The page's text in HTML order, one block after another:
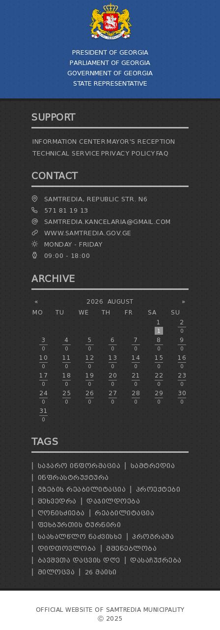
PRESIDENT OF GEORGIA
PARLIAMENT OF GEORGIA
GOVERNMENT OF GEORGIA
STATE REPRESENTATIVE
SUPPORT
INFORMATION CENTERMAYOR'S RECEPTION
TECHNICAL SERVICE PRIVACY POLICYFAQ
CONTACT
SAMTREDIA, REPUBLIC STR. N6
571 81 19 13
SAMTREDIA.KANCELARIA@GMAIL.COM
WWW.SAMTREDIA.GOV.GE
MONDAY - FRIDAY
09:00 - 18:00
ARCHIVE
« »
2026
AUGUST
MO
TU WE TH FR SA
SU
1
1
2
0
3
0
4
0
5
0
6
0
7
0
8
0
9
0
10
0
11
0
12
0
13
0
14
0
15
0
16
0
17
0
18
0
19
0
20
0
21
0
22
0
23
0
24
0
25
0
26
0
27
0
28
0
29
0
30
0
31
0
TAGS
ᲡᲐᲯᲐᲠᲝ ᲘᲜᲤᲝᲠᲛᲐᲪᲘᲐ
ᲡᲐᲛᲢᲠᲔᲓᲘᲐ
ᲘᲜᲤᲠᲐᲡᲢᲠᲣᲥᲢᲣᲠᲐ
ᲒᲖᲔᲑᲘᲡ ᲠᲔᲐᲑᲘᲚᲘᲢᲐᲪᲘᲐ
ᲞᲠᲝᲔᲥᲢᲔᲑᲘ
ᲨᲔᲮᲕᲔᲓᲠᲐ
ᲓᲐᲯᲘᲚᲓᲝᲔᲑᲐ
ᲦᲝᲜᲘᲡᲫᲘᲔᲑᲐ
ᲠᲔᲐᲑᲘᲚᲘᲢᲐᲪᲘᲐ
ᲤᲔᲮᲑᲣᲠᲗᲘᲡ ᲢᲣᲠᲜᲘᲠᲘ
ᲡᲐᲐᲮᲐᲚᲬᲚᲝ ᲜᲐᲫᲕᲘᲡᲮᲔ
ᲞᲠᲝᲒᲠᲐᲛᲐ
ᲓᲘᲓᲗᲝᲕᲚᲝᲑᲐ
ᲛᲨᲔᲜᲔᲑᲚᲝᲑᲐ
ᲑᲐᲕᲨᲕᲗᲐ ᲓᲐᲪᲕᲘᲡ ᲓᲦᲔ
ᲓᲐᲡᲐᲩᲣᲥᲠᲔᲑᲐ
ᲛᲘᲚᲝᲪᲕᲐ
26 ᲛᲐᲘᲡᲘ
OFFICIAL WEBSITE OF SAMTREDIA MUNICIPALITY
Ⓒ 2025